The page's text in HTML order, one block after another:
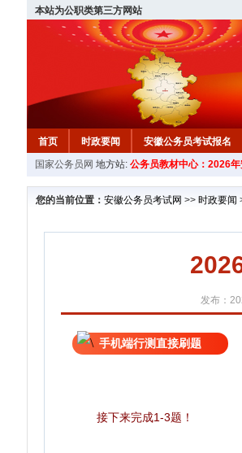
本站为公职类第三方网站
首页 时政要闻 安徽公务员考试报名
安徽公务员行测试题 在线咨询 教材
国家公务员网 地方站: 公务员教材中心：2026
您的当前位置： 安徽公务员考试网 >> 时政要闻
发布：
手机端行测直接刷题
接下来完成1-3题！